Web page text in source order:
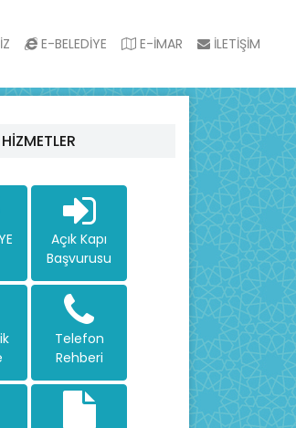
E-BELEDİYE E-İMAR İLETİŞİM
Açık Kapı
Başvurusu
Telefon
Rehberi